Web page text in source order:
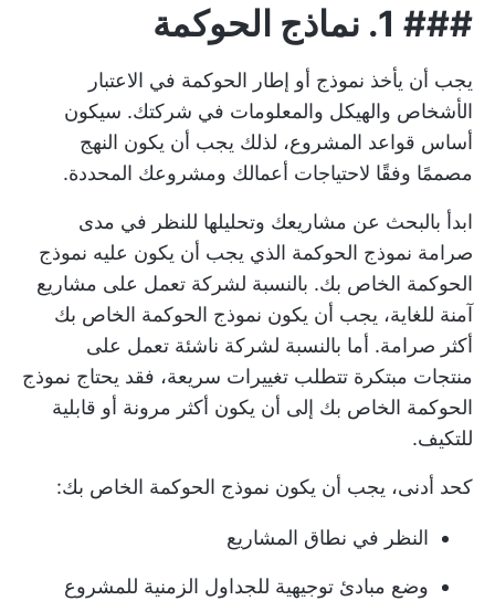
###
1. نماذج الحوكمة
يجب أن يأخذ نموذج أو إطار الحوكمة في الاعتبار
الأشخاص والهيكل والمعلومات في شركتك. سيكون
أساس قواعد المشروع، لذلك يجب أن يكون النهج
مصممًا وفقًا لاحتياجات أعمالك ومشروعك المحددة.
ابدأ بالبحث عن مشاريعك وتحليلها للنظر في مدى
صرامة نموذج الحوكمة الذي يجب أن يكون عليه نموذج
الحوكمة الخاص بك. بالنسبة لشركة تعمل على مشاريع
آمنة للغاية، يجب أن يكون نموذج الحوكمة الخاص بك
أكثر صرامة. أما بالنسبة لشركة ناشئة تعمل على
منتجات مبتكرة تتطلب تغييرات سريعة، فقد يحتاج نموذج
الحوكمة الخاص بك إلى أن يكون أكثر مرونة أو قابلية
للتكيف.
كحد أدنى، يجب أن يكون نموذج الحوكمة الخاص بك:
النظر في نطاق المشاريع
وضع مبادئ توجيهية للجداول الزمنية للمشروع